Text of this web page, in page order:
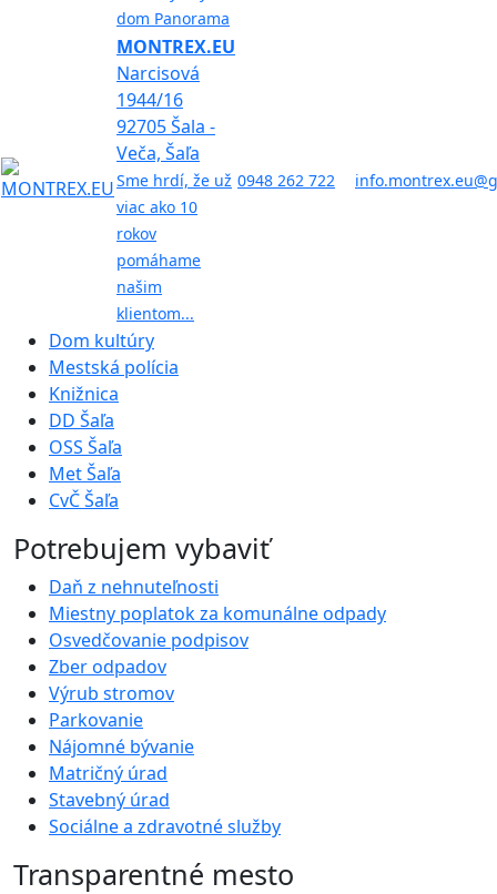
dom Panorama
MONTREX.EU
Narcisová
1944/16
92705 Šala -
Veča, Šaľa
Sme hrdí, že už
viac ako 10
rokov
pomáhame
našim
klientom...
0948 262 722
Dom kultúry
Mestská polícia
Knižnica
DD Šaľa
OSS Šaľa
Met Šaľa
CvČ Šaľa
Potrebujem vybaviť
Daň z nehnuteľnosti
Miestny poplatok za komunálne odpady
Osvedčovanie podpisov
Zber odpadov
Výrub stromov
Parkovanie
Nájomné bývanie
Matričný úrad
Stavebný úrad
Sociálne a zdravotné služby
Transparentné mesto